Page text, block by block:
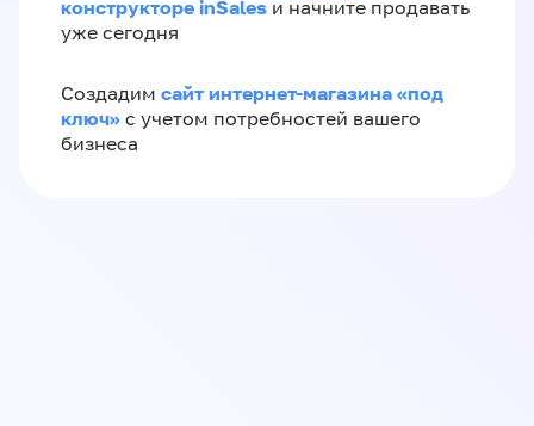
конструкторе inSales и начните продавать
уже сегодня
Создадим сайт интернет-магазина «под
ключ» с учетом потребностей вашего
бизнеса